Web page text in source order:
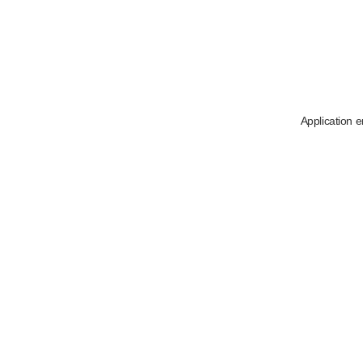
Application